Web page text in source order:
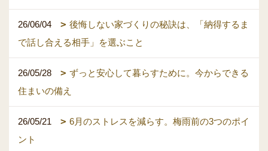
26/06/04
後悔しない家づくりの秘訣は、「納得するま
で話し合える相手」を選ぶこと
26/05/28
ずっと安心して暮らすために。今からできる
住まいの備え
26/05/21
6月のストレスを減らす。梅雨前の3つのポイ
ント